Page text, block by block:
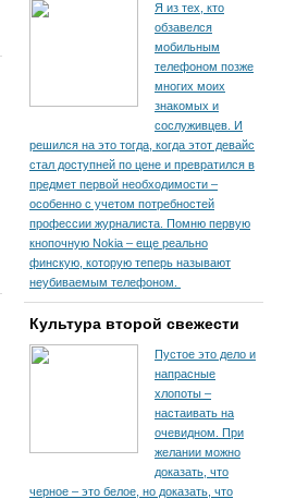
Я из тех, кто
обзавелся
мобильным
телефоном позже
многих моих
знакомых и
сослуживцев. И
решился на это тогда, когда этот девайс
стал доступней по цене и превратился в
предмет первой необходимости –
особенно с учетом потребностей
профессии журналиста. Помню первую
кнопочную Nokia – еще реально
финскую, которую теперь называют
неубиваемым телефоном.
Культура второй свежести
Пустое это дело и
напрасные
хлопоты –
настаивать на
очевидном. При
желании можно
доказать, что
черное – это белое, но доказать, что